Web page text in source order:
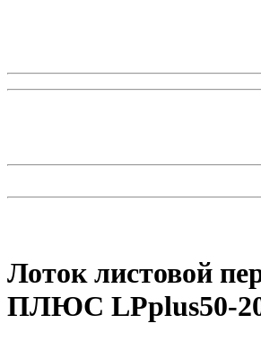
Лоток листовой
ПЛЮС LPplus50-